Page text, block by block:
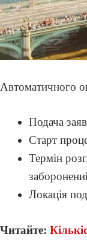
Автоматичного
Подача
Старт
Термін
Локація
Читайте: